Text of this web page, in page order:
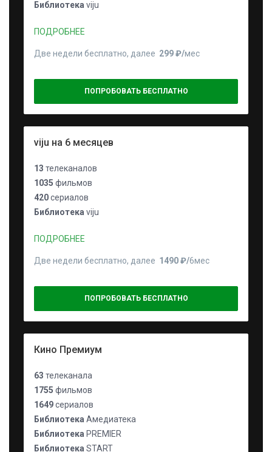
Библиотека viju
ПОДРОБНЕЕ
Две недели бесплатно, далее 299 ₽⁠/⁠мес
ПОПРОБОВАТЬ БЕСПЛАТНО
viju на 6 месяцев
13 телеканалов
1035 фильмов
420сериалов
Библиотека viju
ПОДРОБНЕЕ
Две недели бесплатно, далее 1490 ₽⁠/⁠6мес
ПОПРОБОВАТЬ БЕСПЛАТНО
Кино Премиум
63 телеканала
1755 фильмов
1649сериалов
Библиотека Амедиатека
Библиотека PREMIER
Библиотека START